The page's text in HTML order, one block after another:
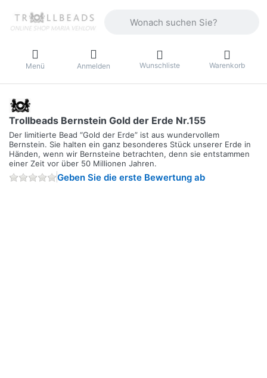
Menü Anmelden Wunschliste Warenkorb
Trollbeads Bernstein Gold der Erde Nr.155
Der limitierte Bead “Gold der Erde” ist aus wundervollem
Bernstein. Sie halten ein ganz besonderes Stück unserer Erde in
Händen, wenn wir Bernsteine betrachten, denn sie entstammen
einer Zeit vor über 50 Millionen Jahren.
Geben Sie die erste Bewertung ab